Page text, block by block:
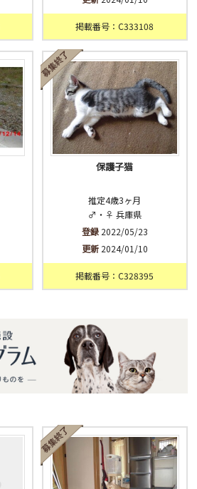
掲載番号：C333108
保護子猫
推定4歳3ヶ月
♂・♀ 兵庫県
登録2022/05/23
更新2024/01/10
掲載番号：C328395